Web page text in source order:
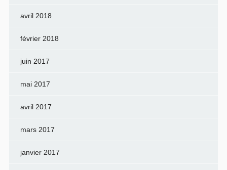
avril 2018
février 2018
juin 2017
mai 2017
avril 2017
mars 2017
janvier 2017